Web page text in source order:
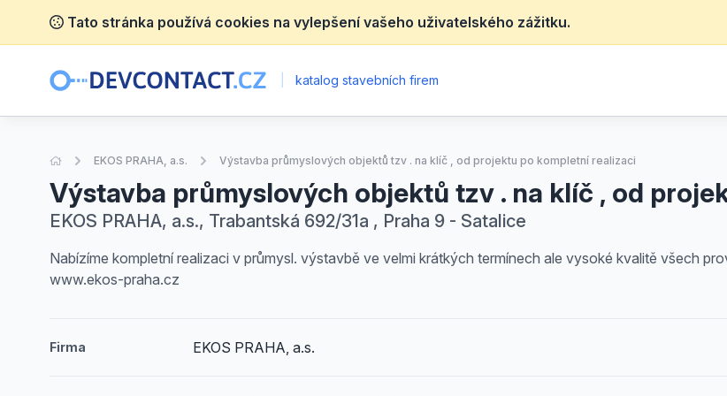
Tato stránka používá cookies na vylepšení vašeho uživatelského zážitku.
katalog stavebních firem
Úvodní stránka
EKOS PRAHA, a.s. Výstavba průmyslových objektů tzv . na klíč , od projektu po kompletní realizaci
Výstavba průmyslových objektů tzv . na klíč , od
EKOS PRAHA, a.s., Trabantská 692/31a , Praha 9 - Satalice
Nabízíme kompletní realizaci v průmysl. výstavbě ve velmi krátkých termínech ale vysoké kvalitě všech
www.ekos-praha.cz
Firma EKOS PRAHA, a.s.